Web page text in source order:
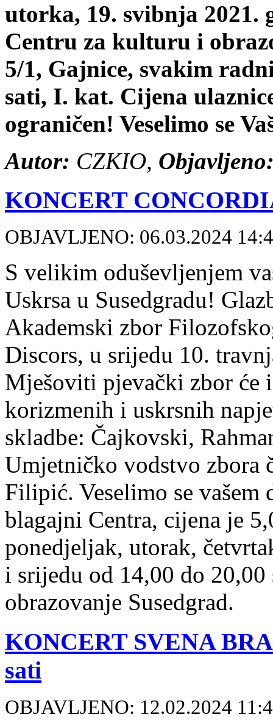
utorka, 19. svibnja 2021.
Centru za kulturu i
5/1, Gajnice, svakim
sati, I. kat. Cijena
ograničen! Veselimo se
Autor: CZKIO,
KONCERT
OBJAVLJENO: 06.03.2024
S velikim oduševljenjem
Uskrsa u Susedgradu!
Akademski zbor
Discors, u srijedu 10.
Mješoviti pjevački zbor će
korizmenih i uskrsnih
skladbe: Čajkovski,
Umjetničko vodstvo
Filipić. Veselimo se vašem
blagajni Centra, cijena je
ponedjeljak, utorak,
i srijedu od 14,00 do
obrazovanje Susedgrad.
KONCERT SVENA
sati
OBJAVLJENO: 12.02.2024